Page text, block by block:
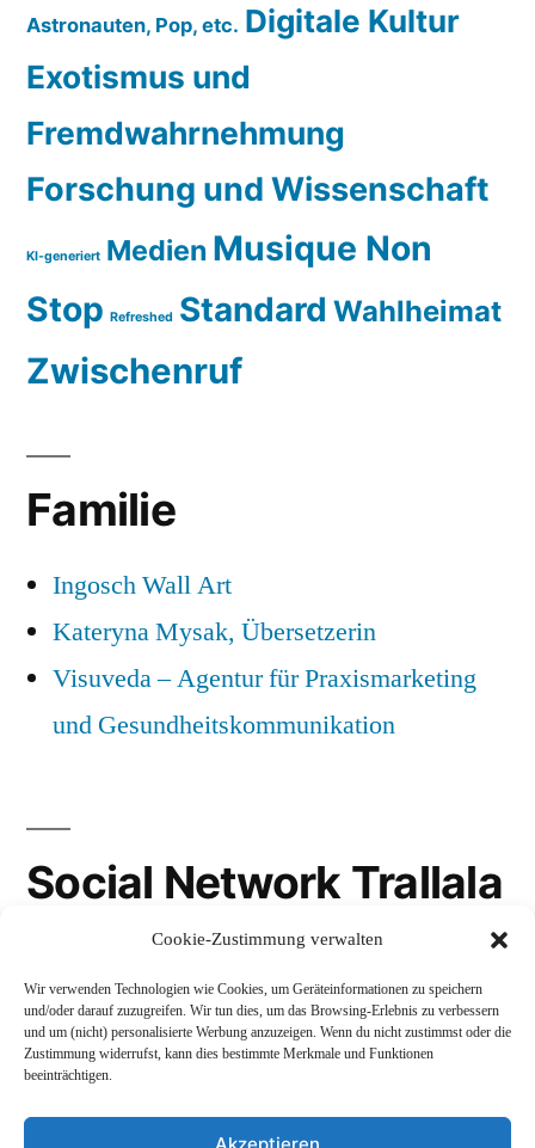
Cookie-Zustimmung verwalten
Wir verwenden Technologien wie Cookies, um Geräteinformationen zu speichern
und/oder darauf zuzugreifen. Wir tun dies, um das Browsing-Erlebnis zu verbessern
und um (nicht) personalisierte Werbung anzuzeigen. Wenn du nicht zustimmst oder die
Zustimmung widerrufst, kann dies bestimmte Merkmale und Funktionen
beeinträchtigen.
Akzeptieren
Astronauten, Pop, etc. Digitale Kultur
Exotismus und
Fremdwahrnehmung
Forschung und Wissenschaft
KI-generiert Medien Musique Non
Stop Refreshed Standard Wahlheimat
Zwischenruf
Familie
Ingosch Wall Art
Kateryna Mysak, Übersetzerin
Visuveda – Agentur für Praxismarketing
und Gesundheitskommunikation
Social Network Trallala
LinkedIn
Mastodon